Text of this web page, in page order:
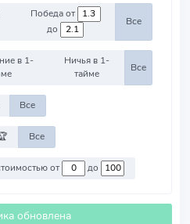
Победа от
до
Все
в 1-
Ничья в 1-
тайме
Все
Все
Все
Против команд со стоимостью от до
обновлена